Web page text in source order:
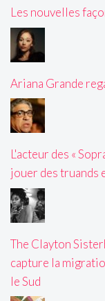
Les nouvelles
Ariana Grande
L'acteur des «
jouer des truands
The Clayton
capture la
le Sud